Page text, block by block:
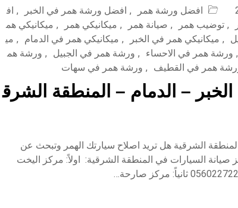
افضل ورشة همر , افضل ورشة همر في الخبر , اف
, توضيب همر , صيانة همر , ميكانيكي همر , ميكانيكي هم
, ميكانيكي همر في الخبر , ميكانيكي همر في الدمام , مي
, ورشة همر في الاحساء , ورشة همر في الجبيل , ورشة هم
همر في القطيف , ورشة همر في سهات
– الدمام – المنطقة الشرق
الشرقية هل تريد اصلاح سيارتك الهمر وتبحث عن
صيانة السيارات في المنطقة الشرقية: اولاً: مركز اليخت